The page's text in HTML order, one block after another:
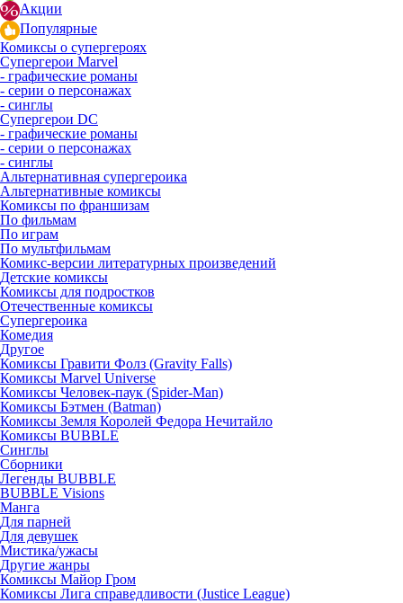
Акции
Популярные
Комиксы о супергероях
Супергерои Marvel
- графические романы
- серии о персонажах
- синглы
Супергерои DC
- графические романы
- серии о персонажах
- синглы
Альтернативная супергероика
Альтернативные комиксы
Комиксы по франшизам
По фильмам
По играм
По мультфильмам
Комикс-версии литературных произведений
Детские комиксы
Комиксы для подростков
Отечественные комиксы
Супергероика
Комедия
Другое
Комиксы Гравити Фолз (Gravity Falls)
Комиксы Marvel Universe
Комиксы Человек-паук (Spider-Man)
Комиксы Бэтмен (Batman)
Комиксы Земля Королей Федора Нечитайло
Комиксы BUBBLE
Синглы
Сборники
Легенды BUBBLE
BUBBLE Visions
Манга
Для парней
Для девушек
Мистика/ужасы
Другие жанры
Комиксы Майор Гром
Комиксы Лига справедливости (Justice League)